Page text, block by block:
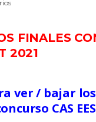
FINALES
2021
ver / bajar
CAS